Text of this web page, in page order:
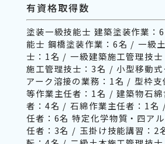
有資格取得数
塗装一級技能士 建築塗装作業：
能士 鋼橋塗装作業：6名 / 一級
士：1名 / 一級建築施工管理技
施工管理技士：3名 / 小型移動
アーク溶接の業務：1名 / 型枠支
等作業主任者：1名 / 建築物石綿
者：4名 / 石綿作業主任者：1名
任者：6名 特定化学物質・四ア
任者：3名 / 玉掛け技能講習：2